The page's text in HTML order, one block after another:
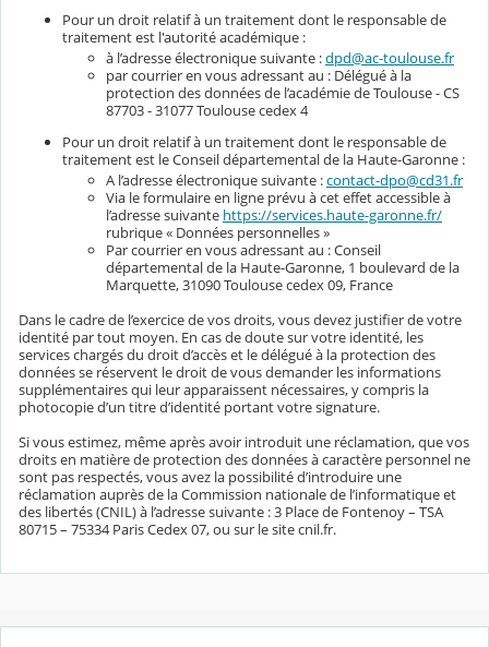
Pour un droit relatif à un traitement dont le responsable de
traitement est l'autorité académique :
à l’adresse électronique suivante :dpd@ac-toulouse.fr
par courrier en vous adressant au : Délégué à la
protection des données de l’académie de Toulouse - CS
87703 - 31077 Toulouse cedex 4
Pour un droit relatif à un traitement dont le responsable de
traitement est le Conseil départemental de la Haute-Garonne :
A l’adresse électronique suivante :contact-dpo@cd31.fr
Via le formulaire en ligne prévu à cet effet accessible à
l’adresse suivante https://services.haute-garonne.fr/
rubrique « Données personnelles »
Par courrier en vous adressant au : Conseil
départemental de la Haute-Garonne, 1 boulevard de la
Marquette, 31090 Toulouse cedex 09, France
Dans le cadre de l’exercice de vos droits, vous devez justifier de votre
identité par tout moyen. En cas de doute sur votre identité, les
services chargés du droit d’accès et le délégué à la protection des
données se réservent le droit de vous demander les informations
supplémentaires qui leur apparaissent nécessaires, y compris la
photocopie d’un titre d’identité portant votre signature.
Si vous estimez, même après avoir introduit une réclamation, que vos
droits en matière de protection des données à caractère personnel ne
sont pas respectés, vous avez la possibilité d’introduire une
réclamation auprès de la Commission nationale de l’informatique et
des libertés (CNIL) à l’adresse suivante : 3 Place de Fontenoy – TSA
80715 – 75334 Paris Cedex 07, ou sur le site cnil.fr.